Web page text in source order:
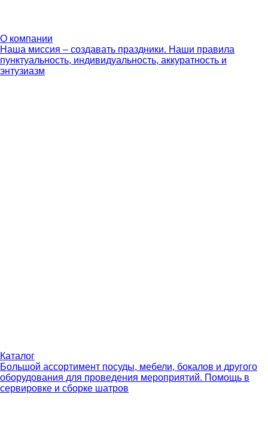
О компании
Наша миссия – создавать праздники. Наши правила
пунктуальность, индивидуальность, аккуратность и
энтузиазм
Каталог
Большой ассортимент посуды, мебели, бокалов и другого
оборудования для проведения мероприятий. Помощь в
сервировке и сборке шатров